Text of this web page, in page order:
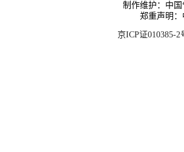
制作维护：中
郑重声明
京ICP证010385-2